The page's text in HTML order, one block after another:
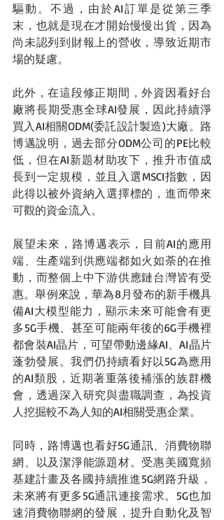
驅動。不過，由於AI訂單是從第三季
末，也就是現在才開始慢慢出貨，因為
尚未認列到財報上的營收，導致近期市
場的疑慮。
此外，在這段修正期間，外資因看好台
廠將長期受惠全球AI發展，因此持續淨
買入AI相關ODM(委託設計製造)大廠。路
博邁說明，過去部分ODM公司的PE比較
低，但在AI新題材助攻下，推升市值成
長到一定規模，並且入選MSCI指數，因
此得以被外資納入選擇標的，進而帶來
可觀的資金流入。
展望未來，路博邁表示，目前AI的應用
端、生產端到供應端都如火如荼的在推
動，而整個上中下游供應鏈台灣皆有受
惠。舉例來說，華為8月發布的新手機具
備AI大模型能力，顯示未來可能會有更
多5G手機、甚至可能兩年後的6G手機裡
都會裝AI晶片，可望帶動邊緣AI、AI晶片
蓬勃發展。我們仍持續看好以5G為應用
的AI類股，近期著重落後補漲的族群機
會，透過深入研究與盡職調查，為投資
人挖掘較不為人知的AI相關受惠企業。
同時，路博邁也看好5G通訊、消費物聯
網、以及潔淨能源題材。受惠美國寬頻
基建計畫及各國持續推進5G網路升級，
未來將有更多5G通訊連接需求。5G也加
速消費物聯網的發展，提升自動化及智